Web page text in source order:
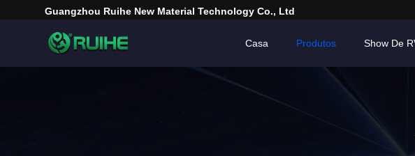
Guangzhou Ruihe New Material Technology Co., Ltd
Casa Produtos Show De